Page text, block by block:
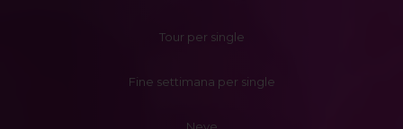
Tour per single
Fine settimana per single